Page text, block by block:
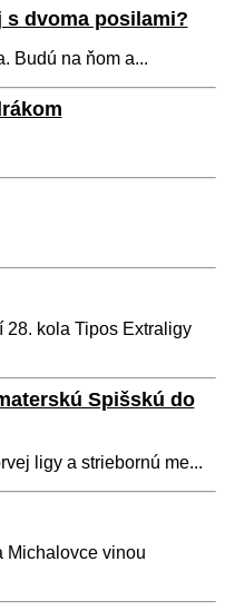
s dvoma posilami?
Budú na ňom a...
kola Tipos Extraligy
Spišskú do
ligy a striebornú me...
Michalovce vinou